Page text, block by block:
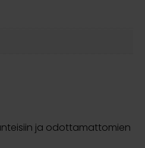
ja odottamattomien